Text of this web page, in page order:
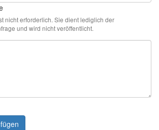
nicht erforderlich. Sie dient lediglich der
und wird nicht veröffentlicht.